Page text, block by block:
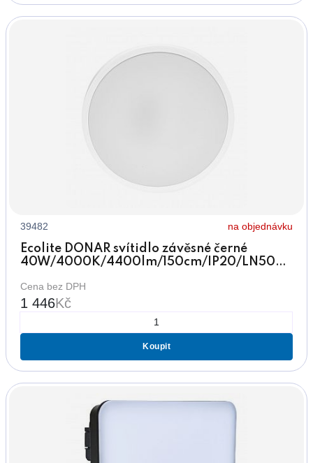
39482 na objednávku
Ecolite DONAR svítidlo závěsné černé
40W/4000K/4400lm/150cm/IP20/LN5070-
Cena bez DPH
1 446Kč
Koupit